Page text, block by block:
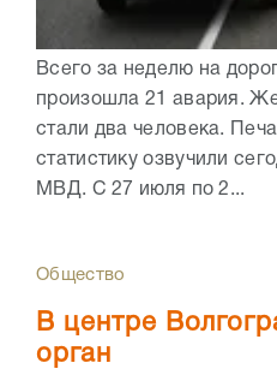
Всего за неделю на
произошла 21 авария.
стали два человека.
статистику озвучили
МВД. С 27 июля по 2...
Общество
В центре
орган